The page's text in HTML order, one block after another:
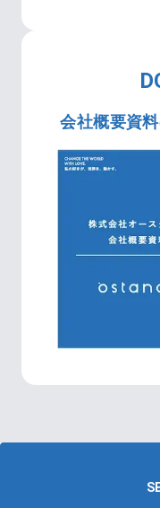
会社概要資